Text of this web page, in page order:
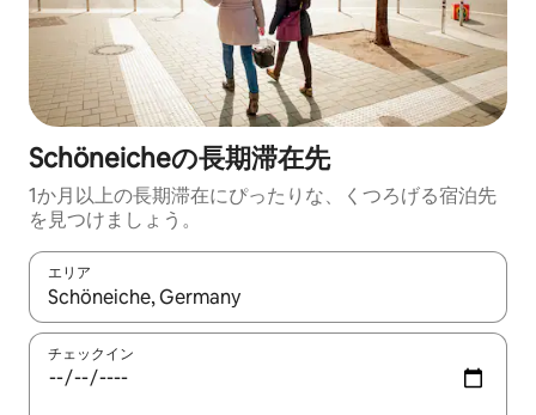
Schöneicheの長期滞在先
1か月以上の長期滞在にぴったりな、くつろげる宿泊先
を見つけましょう。
エリア
検索結果が表示されたら、上下の矢印キーを使って移動するか
チェックイン